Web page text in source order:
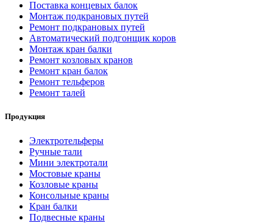
Поставка концевых балок
Монтаж подкрановых путей
Ремонт подкрановых путей
Автоматический подгонщик коров
Монтаж кран балки
Ремонт козловых кранов
Ремонт кран балок
Ремонт тельферов
Ремонт талей
Продукция
Электротельферы
Ручные тали
Мини электротали
Мостовые краны
Козловые краны
Консольные краны
Кран балки
Подвесные краны